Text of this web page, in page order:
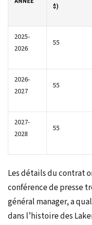
$)
2025-
2026
55
2026-
2027
55
2027-
2028
55
Les détails du contrat
conférence de presse
général manager, a
dans l’histoire des